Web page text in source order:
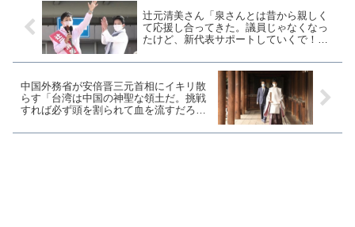
辻元清美さん「泉さんとは昔から親しく
て応援し合ってきた。議員じゃなくなっ
たけど、新代表サポートしていくで！」
中国外務省が安倍晋三元首相にイキリ散
らす「台湾は中国の神聖な領土だ。挑戦
すれば必ず頭を割られて血を流すだろ